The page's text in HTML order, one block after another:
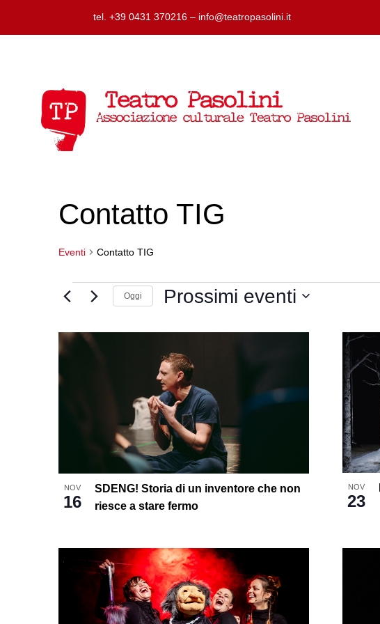
tel. +39 0431 370216 – info@teatropasolini.it
Contatto TIG
Eventi Contatto TIG
EventiOggi Prossimi eventi
date.
List
of
events
Photo
View
NOV
16
SDENG! Storia di un inventore che non
riesce a stare fermo
NOV
23